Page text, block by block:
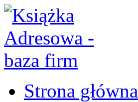
Strona główna